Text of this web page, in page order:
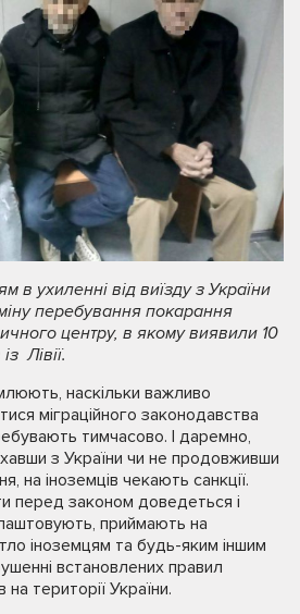
в ухиленні від виїзду з України
перебування покарання
центру, в якомувиявили 10
Лівії.
наскільки важливо
міграційного законодавства
тимчасово. І даремно,
з України чи не продовживши
на іноземців чекають санкції.
перед законом доведеться і
приймають на
іноземцям та будь-яким іншим
встановлених правил
території України.